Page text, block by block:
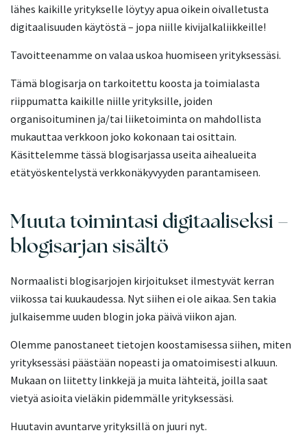
lähes kaikille yritykselle löytyy apua oikein oivalletusta
digitaalisuuden käytöstä – jopa niille kivijalkaliikkeille!
Tavoitteenamme on valaa uskoa huomiseen yrityksessäsi.
Tämä blogisarja on tarkoitettu koosta ja toimialasta
riippumatta kaikille niille yrityksille, joiden
organisoituminen ja/tai liiketoiminta on mahdollista
mukauttaa verkkoon joko kokonaan tai osittain.
Käsittelemme tässä blogisarjassa useita aihealueita
etätyöskentelystä verkkonäkyvyyden parantamiseen.
Muuta toimintasi digitaaliseksi –
blogisarjan sisältö
Normaalisti blogisarjojen kirjoitukset ilmestyvät kerran
viikossa tai kuukaudessa. Nyt siihen ei ole aikaa. Sen takia
julkaisemme uuden blogin joka päivä viikon ajan.
Olemme panostaneet tietojen koostamisessa siihen, miten
yrityksessäsi päästään nopeasti ja omatoimisesti alkuun.
Mukaan on liitetty linkkejä ja muita lähteitä, joilla saat
vietyä asioita vieläkin pidemmälle yrityksessäsi.
Huutavin avuntarve yrityksillä on juuri nyt.